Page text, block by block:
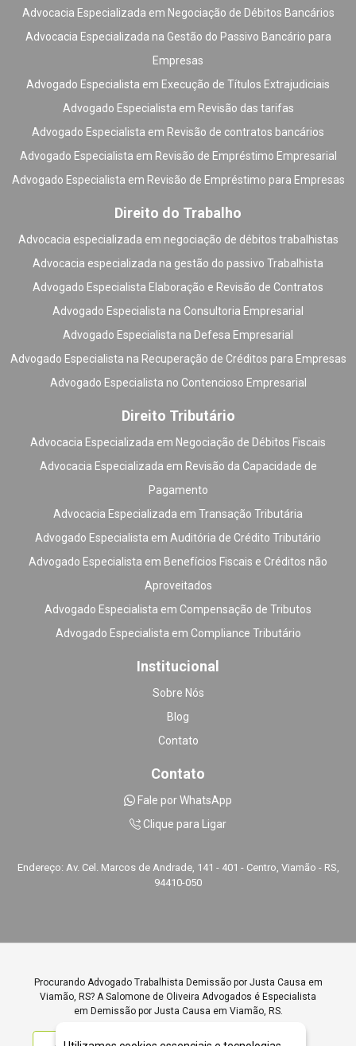
Advocacia Especializada em Negociação de Débitos Bancários
Advocacia Especializada na Gestão do Passivo Bancário para
Empresas
Advogado Especialista em Execução de Títulos Extrajudiciais
Advogado Especialista em Revisão das tarifas
Advogado Especialista em Revisão de contratos bancários
Advogado Especialista em Revisão de Empréstimo Empresarial
Advogado Especialista em Revisão de Empréstimo para Empresas
Direito do Trabalho
Advocacia especializada em negociação de débitos trabalhistas
Advocacia especializada na gestão do passivo Trabalhista
Advogado Especialista Elaboração e Revisão de Contratos
Advogado Especialista na Consultoria Empresarial
Advogado Especialista na Defesa Empresarial
Advogado Especialista na Recuperação de Créditos para Empresas
Advogado Especialista no Contencioso Empresarial
Direito Tributário
Advocacia Especializada em Negociação de Débitos Fiscais
Advocacia Especializada em Revisão da Capacidade de
Pagamento
Advocacia Especializada em Transação Tributária
Advogado Especialista em Auditória de Crédito Tributário
Advogado Especialista em Benefícios Fiscais e Créditos não
Aproveitados
Advogado Especialista em Compensação de Tributos
Advogado Especialista em Compliance Tributário
Institucional
Sobre Nós
Blog
Contato
Contato
Fale por WhatsApp
Clique para Ligar
Endereço: Av. Cel. Marcos de Andrade, 141 - 401 - Centro, Viamão - RS,
94410-050
Procurando Advogado Trabalhista Demissão por Justa Causa em
Viamão, RS? A Salomone de Oliveira Advogados é Especialista
em Demissão por Justa Causa em Viamão, RS.